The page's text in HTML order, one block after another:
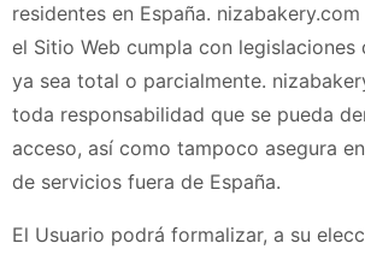
residentes en España. nizabakery.com
el Sitio Web cumpla con legislaciones
ya sea total o parcialmente.
toda responsabilidad que se pueda
acceso, así como tampoco asegura
de servicios fuera de España.
El Usuario podrá formalizar, a su